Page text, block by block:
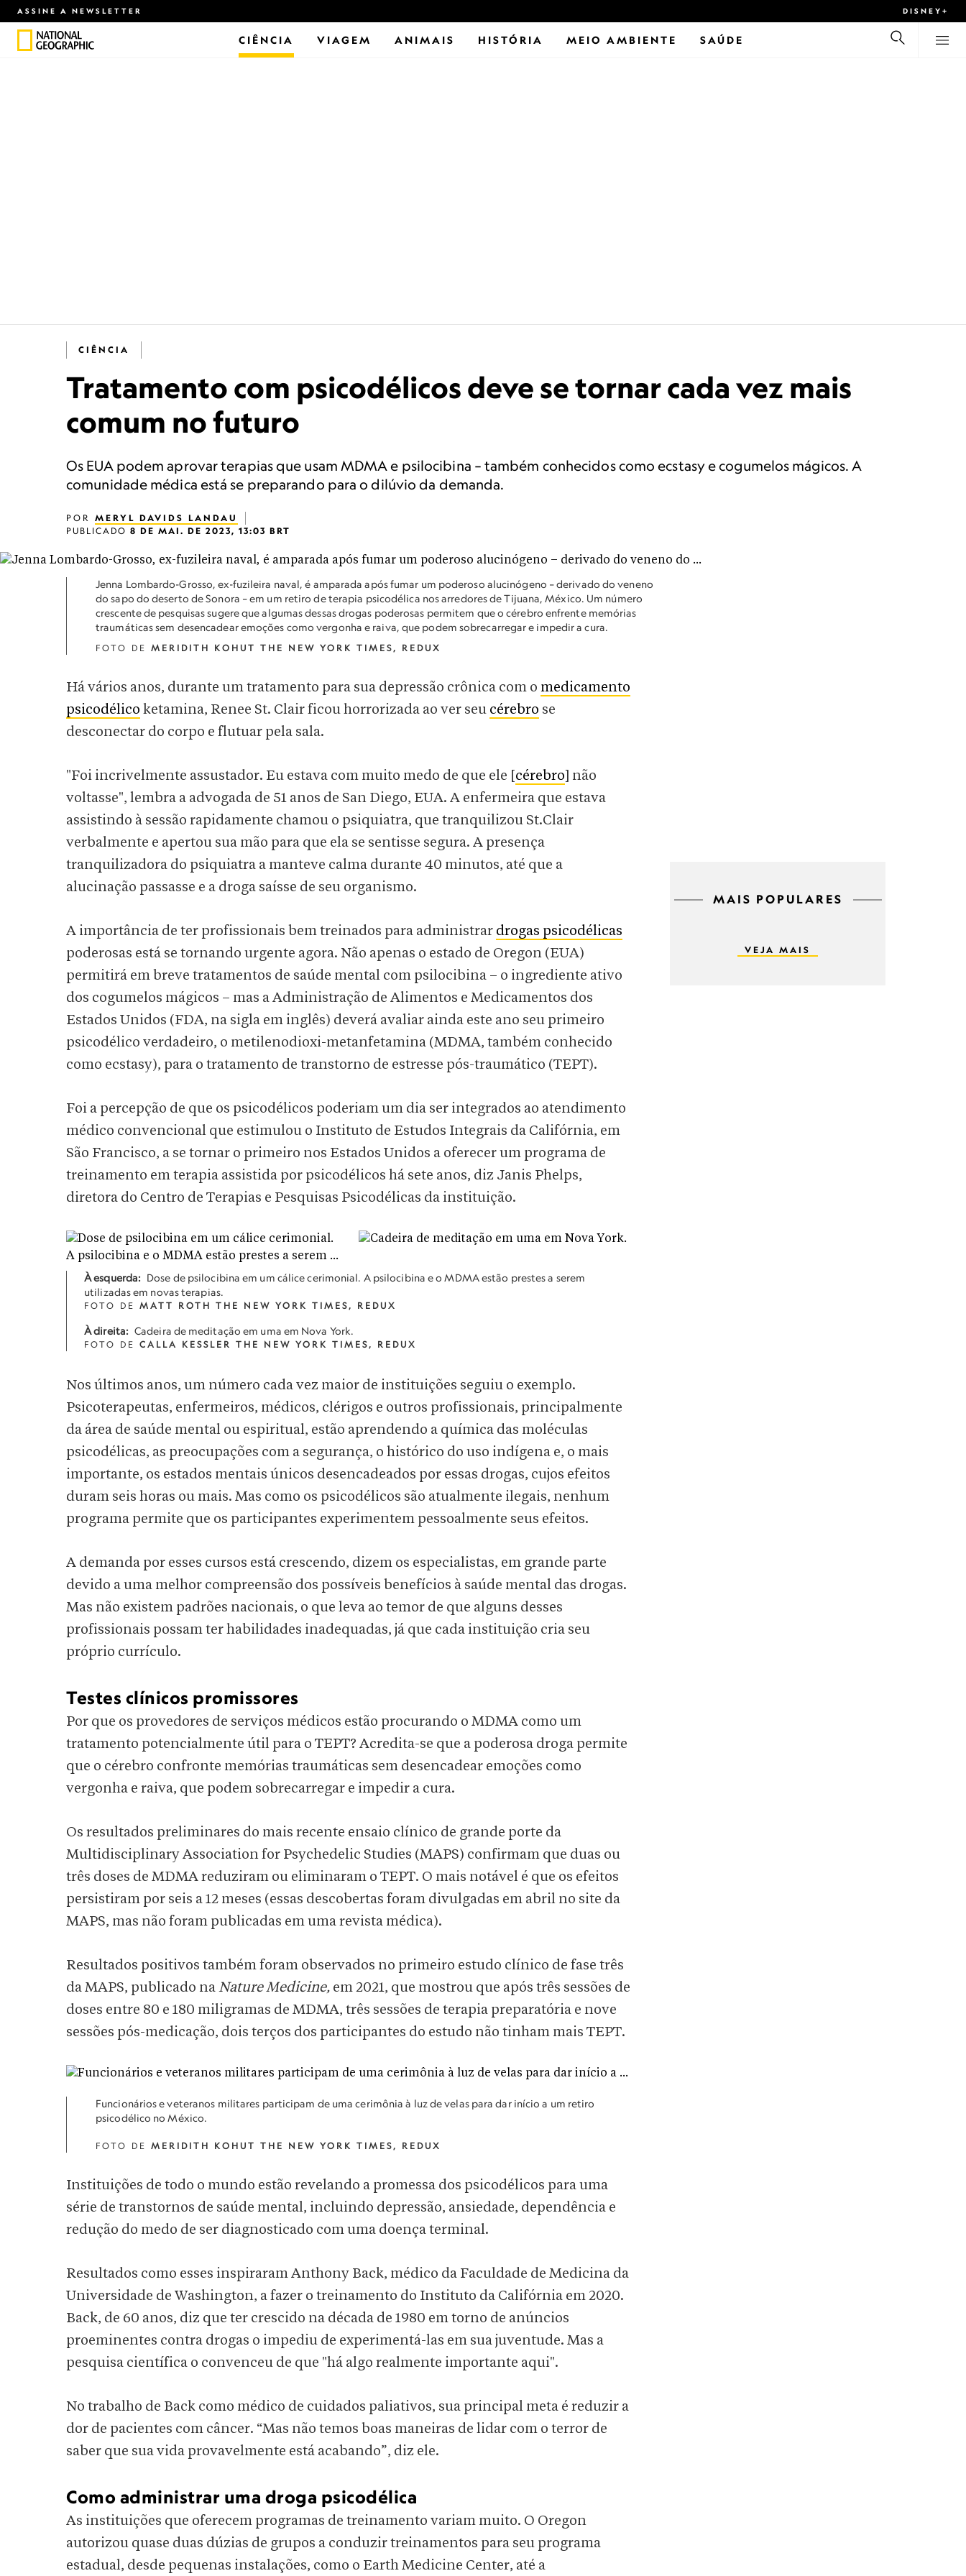
ASSINE A NEWSLETTER DISNEY+
CIÊNCIA VIAGEM ANIMAIS HISTÓRIA MEIO AMBIENTE SAÚDE
CIÊNCIA
Tratamento com psicodélicos deve se tornar cada vez mais
comum no futuro
Os EUA podem aprovar terapias que usam MDMA e psilocibina – também conhecidos como ecstasy e cogumelos mágicos. A
comunidade médica está se preparando para o dilúvio da demanda.
POR MERYL DAVIDS LANDAU
PUBLICADO 8 DE MAI. DE 2023, 13:03 BRT
Jenna Lombardo-Grosso, ex-fuzileira naval, é amparada após fumar um poderoso alucinógeno – derivado do veneno
do sapo do deserto de Sonora – em um retiro de terapia psicodélica nos arredores de Tijuana, México. Um número
crescente de pesquisas sugere que algumas dessas drogas poderosas permitem que o cérebro enfrente memórias
traumáticas sem desencadear emoções como vergonha e raiva, que podem sobrecarregar e impedir a cura.
FOTO DE MERIDITH KOHUT THE NEW YORK TIMES, REDUX
Há vários anos, durante um tratamento para sua depressão crônica com o medicamento
psicodélico ketamina, Renee St. Clair ficou horrorizada ao ver seu cérebro se
desconectar do corpo e flutuar pela sala.
"Foi incrivelmente assustador. Eu estava com muito medo de que ele [cérebro] não
voltasse", lembra a advogada de 51 anos de San Diego, EUA. A enfermeira que estava
assistindo à sessão rapidamente chamou o psiquiatra, que tranquilizou St.Clair
verbalmente e apertou sua mão para que ela se sentisse segura. A presença
tranquilizadora do psiquiatra a manteve calma durante 40 minutos, até que a
alucinação passasse e a droga saísse de seu organismo.
A importância de ter profissionais bem treinados para administrar drogas psicodélicas
poderosas está se tornando urgente agora. Não apenas o estado de Oregon (EUA)
permitirá em breve tratamentos de saúde mental com psilocibina – o ingrediente ativo
dos cogumelos mágicos – mas a Administração de Alimentos e Medicamentos dos
Estados Unidos (FDA, na sigla em inglês) deverá avaliar ainda este ano seu primeiro
psicodélico verdadeiro, o metilenodioxi-metanfetamina (MDMA, também conhecido
como ecstasy), para o tratamento de transtorno de estresse pós-traumático (TEPT).
Foi a percepção de que os psicodélicos poderiam um dia ser integrados ao atendimento
médico convencional que estimulou o Instituto de Estudos Integrais da Califórnia, em
São Francisco, a se tornar o primeiro nos Estados Unidos a oferecer um programa de
treinamento em terapia assistida por psicodélicos há sete anos, diz Janis Phelps,
diretora do Centro de Terapias e Pesquisas Psicodélicas da instituição.
À esquerda: Dose de psilocibina em um cálice cerimonial. A psilocibina e o MDMA estão prestes a serem
utilizadas em novas terapias.
FOTO DE MATT ROTH THE NEW YORK TIMES, REDUX
À direita: Cadeira de meditação em uma em Nova York.
FOTO DE CALLA KESSLER THE NEW YORK TIMES, REDUX
Nos últimos anos, um número cada vez maior de instituições seguiu o exemplo.
Psicoterapeutas, enfermeiros, médicos, clérigos e outros profissionais, principalmente
da área de saúde mental ou espiritual, estão aprendendo a química das moléculas
psicodélicas, as preocupações com a segurança, o histórico do uso indígena e, o mais
importante, os estados mentais únicos desencadeados por essas drogas, cujos efeitos
duram seis horas ou mais. Mas como os psicodélicos são atualmente ilegais, nenhum
programa permite que os participantes experimentem pessoalmente seus efeitos.
A demanda por esses cursos está crescendo, dizem os especialistas, em grande parte
devido a uma melhor compreensão dos possíveis benefícios à saúde mental das drogas.
Mas não existem padrões nacionais, o que leva ao temor de que alguns desses
profissionais possam ter habilidades inadequadas, já que cada instituição cria seu
próprio currículo.
Testes clínicos promissores
Por que os provedores de serviços médicos estão procurando o MDMA como um
tratamento potencialmente útil para o TEPT? Acredita-se que a poderosa droga permite
que o cérebro confronte memórias traumáticas sem desencadear emoções como
vergonha e raiva, que podem sobrecarregar e impedir a cura.
Os resultados preliminares do mais recente ensaio clínico de grande porte da
Multidisciplinary Association for Psychedelic Studies (MAPS) confirmam que duas ou
três doses de MDMA reduziram ou eliminaram o TEPT. O mais notável é que os efeitos
persistiram por seis a 12 meses (essas descobertas foram divulgadas em abril no site da
MAPS, mas não foram publicadas em uma revista médica).
Resultados positivos também foram observados no primeiro estudo clínico de fase três
da MAPS, publicado naNature Medicine, em 2021, que mostrou que após três sessões de
doses entre 80 e 180 miligramas de MDMA, três sessões de terapia preparatória e nove
sessões pós-medicação, dois terços dos participantes do estudo não tinham mais TEPT.
Funcionários e veteranos militares participam de uma cerimônia à luz de velas para dar início a um retiro
psicodélico no México.
FOTO DE MERIDITH KOHUT THE NEW YORK TIMES, REDUX
Instituições de todo o mundo estão revelando a promessa dos psicodélicos para uma
série de transtornos de saúde mental, incluindo depressão, ansiedade, dependência e
redução do medo de ser diagnosticado com uma doença terminal.
Resultados como esses inspiraram Anthony Back, médico da Faculdade de Medicina da
Universidade de Washington, a fazer o treinamento do Instituto da Califórnia em 2020.
Back, de 60 anos, diz que ter crescido na década de 1980 em torno de anúncios
proeminentes contra drogas o impediu de experimentá-las em sua juventude. Mas a
pesquisa científica o convenceu de que "há algo realmente importante aqui".
No trabalho de Back como médico de cuidados paliativos, sua principal meta é reduzir a
dor de pacientes com câncer. “Mas não temos boas maneiras de lidar com o terror de
saber que sua vida provavelmente está acabando”, diz ele.
Como administrar uma droga psicodélica
As instituições que oferecem programas de treinamento variam muito. O Oregon
autorizou quase duas dúzias de grupos a conduzir treinamentos para seu programa
estadual, desde pequenas instalações, como o Earth Medicine Center, até a
MAIS POPULARES
VEJA MAIS